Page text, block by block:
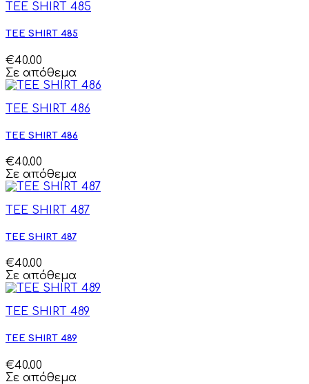
TEE SHIRT 485
TEE SHIRT 485
€40.00
Σε απόθεμα
TEE SHIRT 486
TEE SHIRT 486
€40.00
Σε απόθεμα
TEE SHIRT 487
TEE SHIRT 487
€40.00
Σε απόθεμα
TEE SHIRT 489
TEE SHIRT 489
€40.00
Σε απόθεμα